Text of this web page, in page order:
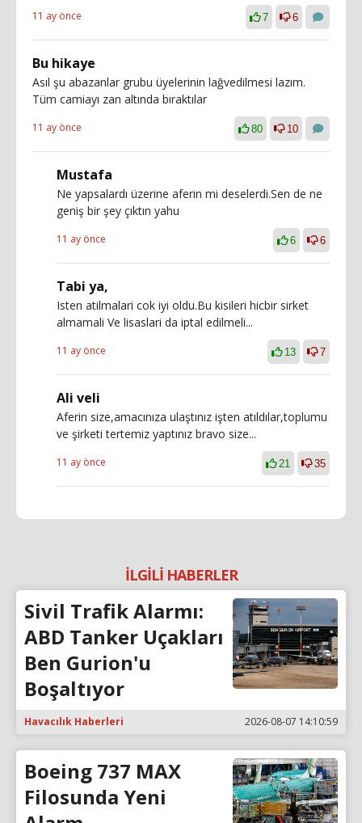
11 ay önce 7 6
Bu hikaye
Asıl şu abazanlar grubu üyelerinin lağvedilmesi lazım.
Tüm camiayı zan altında bıraktılar
11 ay önce 80 10
Mustafa
Ne yapsalardı üzerine aferin mi deselerdi.Sen de ne
geniş bir şey çıktın yahu
11 ay önce 6 6
Tabi ya,
Isten atilmalari cok iyi oldu.Bu kisileri hicbir sirket
almamali Ve lisaslari da iptal edilmeli...
11 ay önce 13 7
Ali veli
Aferin size,amacınıza ulaştınız işten atıldılar,toplumu
ve şirketi tertemiz yaptınız bravo size...
11 ay önce 21 35
İLGİLİ HABERLER
Sivil Trafik Alarmı:
ABD Tanker Uçakları
Ben Gurion'u
Boşaltıyor
Havacılık Haberleri 2026-08-07 14:10:59
Boeing 737 MAX
Filosunda Yeni